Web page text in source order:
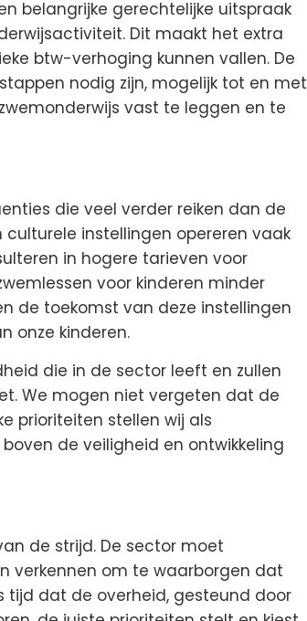
belangrijke gerechtelijke uitspraak
Dit maakt het extra
btw-verhoging kunnen vallen. De
nodig zijn, mogelijk tot en met
vast te leggen en te
die veel verder reiken dan de
culturele instellingen opereren vaak
in hogere tarieven voor
voor kinderen minder
de toekomst van deze instellingen
onze kinderen.
die in de sector leeft en zullen
We mogen niet vergeten dat de
prioriteiten stellen wij als
de veiligheid en ontwikkeling
de strijd. De sector moet
verkennen om te waarborgen dat
tijd dat de overheid, gesteund door